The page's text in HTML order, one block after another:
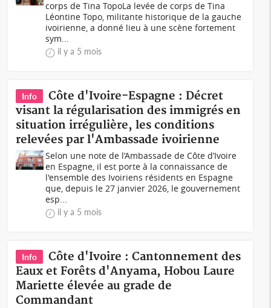
corps de Tina TopoLa levée de corps de Tina
Léontine Topo, militante historique de la gauche
ivoirienne, a donné lieu à une scène fortement
sym...
il y a 5 mois
Info
Côte d'Ivoire-Espagne : Décret
visant la régularisation des immigrés en
situation irrégulière, les conditions
relevées par l'Ambassade ivoirienne
Selon une note de l’Ambassade de Côte d’Ivoire
en Espagne, il est porte à la connaissance de
l'ensemble des Ivoiriens résidents en Espagne
que, depuis le 27 janvier 2026, le gouvernement
esp...
il y a 5 mois
Info
Côte d'Ivoire : Cantonnement des
Eaux et Forêts d'Anyama, Hobou Laure
Mariette élevée au grade de
Commandant